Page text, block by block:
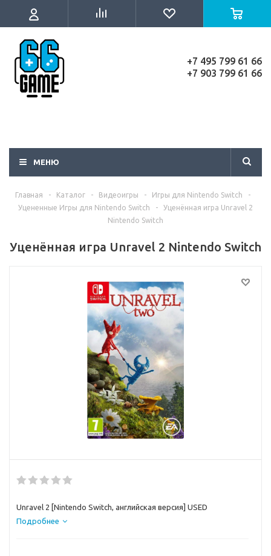
+7 495 799 61 66
+7 903 799 61 66
МЕНЮ
Главная - Каталог - Видеоигры - Игры для Nintendo Switch
-
Уцененные Игры для Nintendo Switch
-
Уценённая игра Unravel 2
Nintendo Switch
Уценённая игра Unravel 2 Nintendo Switch
Unravel 2 [Nintendo Switch, английская версия] USED
Подробнее